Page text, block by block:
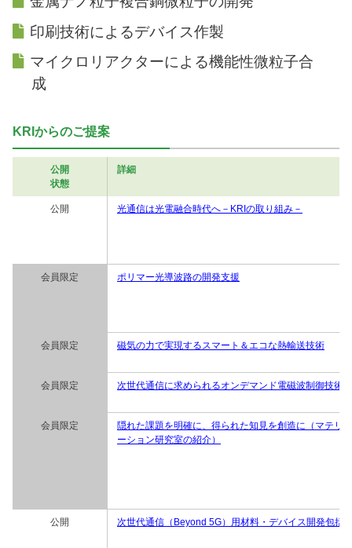
印刷技術によるデバイス作製
マイクロリアクターによる機能性微粒子合
成
KRIからのご提案
公開
状態
詳細
公開 光通信は光電融合時代へ－KRIの取り組み－
会員限定 ポリマー光導波路の開発支援
会員限定 磁気の力で実現するスマート＆エコな熱輸送技術
会員限定 次世代通信に求められるオンデマンド電磁波制御技術
会員限定
隠れた課題を明確に、得られた知見を創造に（マテリ
ーション研究室の紹介）
公開 次世代通信（Beyond 5G）用材料・デバイス開発包括